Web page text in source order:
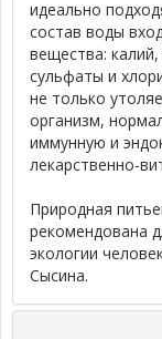
идеально
состав воды
вещества:
сульфаты и
не только
организм,
иммунную и
лекарственно-
Природная
рекомендована
экологии
Сысина.